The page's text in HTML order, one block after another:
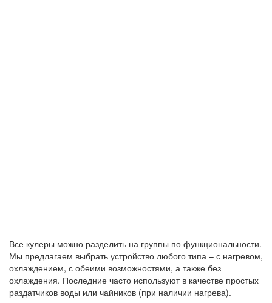
Все кулеры можно разделить на группы по функциональности.
Мы предлагаем выбрать устройство любого типа – с нагревом,
охлаждением, с обеими возможностями, а также без
охлаждения. Последние часто используют в качестве простых
раздатчиков воды или чайников (при наличии нагрева).